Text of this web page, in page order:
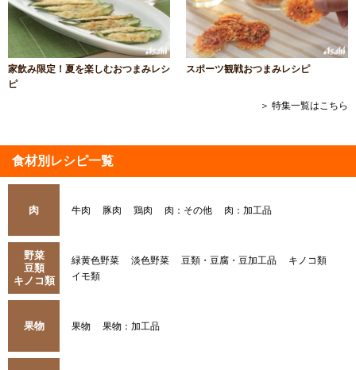
家飲み限定！夏を楽しむおつまみレシ
ピ
スポーツ観戦おつまみレシピ
＞ 特集一覧はこちら
食材別レシピ一覧
肉 牛肉 豚肉 鶏肉 肉：その他 肉：加工品
野菜
豆類
キノコ類
緑黄色野菜 淡色野菜 豆類・豆腐・豆加工品
キノコ類
イモ類
果物 果物 果物：加工品